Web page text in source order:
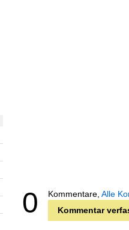
0 Kommentare, Alle
Kommentar